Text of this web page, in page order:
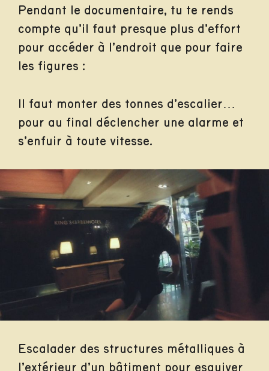
Pendant le documentaire, tu te rends
compte qu’il faut presque plus d’effort
pour accéder à l’endroit que pour faire
les figures :
Il faut monter des tonnes d’escalier…
pour au final déclencher une alarme et
s’enfuir à toute vitesse.
Escalader des structures métalliques à
l’extérieur d’un bâtiment pour esquiver